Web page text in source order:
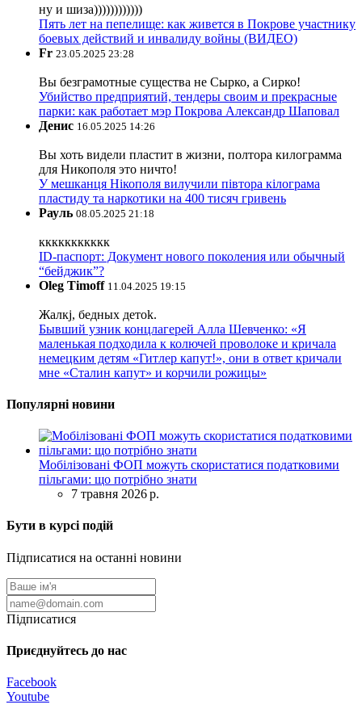
ну и шиза))))))))))))
Пять лет на пепелище: как живется в Покрове участнику
боевых действий и инвалиду войны (ВИДЕО)
Fr 23.05.2025 23:28
Вы безграмотные существа не Сырко, а Сирко!
Убийство предприятий, тендеры своим и прекрасные
парки: как работает мэр Покрова Александр Шаповал
Денис 16.05.2025 14:26
Вы хоть видели пластит в жизни, полтора килограмма
для Никополя это ничто!
У мешканця Нікополя вилучили півтора кілограма
пластиду та наркотики на 400 тисяч гривень
Рауль 08.05.2025 21:18
ккккккккккк
ID-паспорт: Документ нового поколения или обычный
“бейджик”?
Oleg Timoff 11.04.2025 19:15
Жалкj, бедных детok.
Бывший узник концлагерей Алла Шевченко: «Я
маленькая подходила к колючей проволоке и кричала
немецким детям «Гитлер капут!», они в ответ кричали
мне «Сталин капут» и корчили рожицы»
Популярні новини
Мобілізовані ФОП можуть скористатися податковими
пільгами: що потрібно знати
7 травня 2026 р.
Бути в курсі подій
Підписатися на останні новини
Підписатися
Приєднуйтесь до нас
Facebook
Youtube